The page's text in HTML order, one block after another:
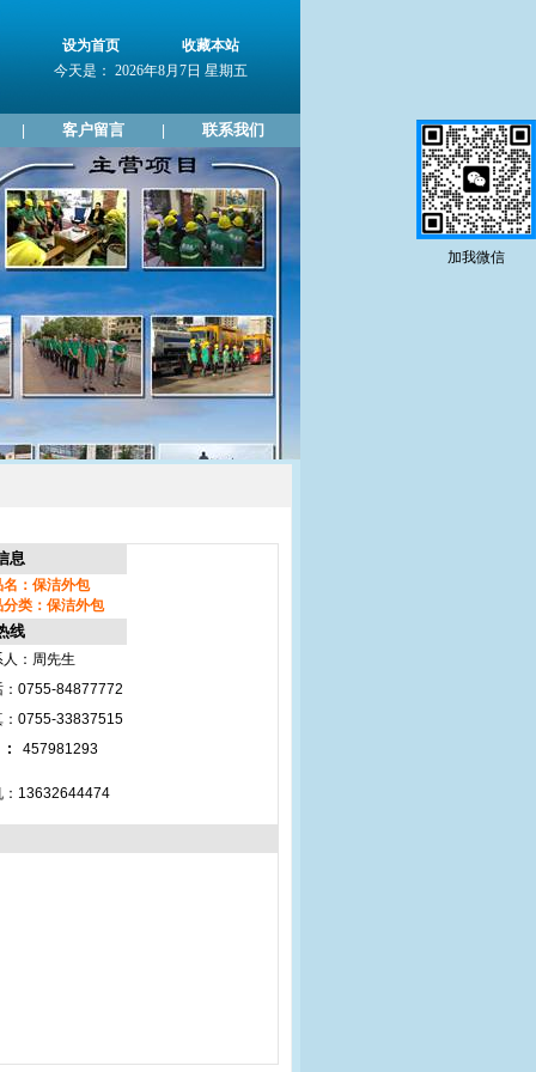
设为首页
收藏本站
今天是： 2026年8月7日 星期五
客户留言 联系我们
息
名：保洁外包
分类：保洁外包
线
：周先生
：0755-84877772
：0755-33837515
:
457981293
：13632644474
加我微信